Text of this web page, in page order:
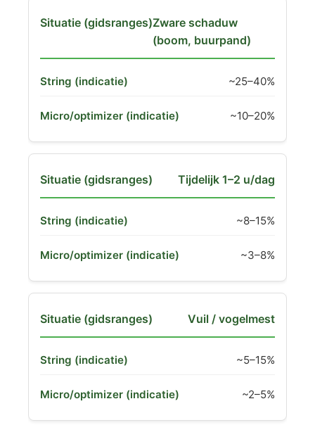
Zware schaduw
(boom, buurpand)
~25–40%
~10–20%
Tijdelijk 1–2 u/dag
~8–15%
~3–8%
Vuil / vogelmest
~5–15%
~2–5%